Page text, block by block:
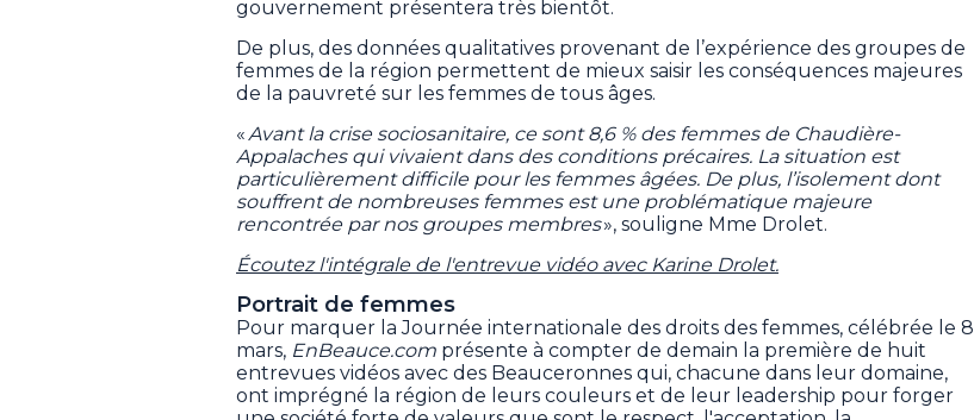
gouvernement présentera très bientôt.
De plus, des données qualitatives provenant de l’expérience des groupes de
femmes de la région permettent de mieux saisir les conséquences majeures
de la pauvreté sur les femmes de tous âges.
« Avant la crise sociosanitaire, ce sont 8,6 % des femmes de Chaudière-
Appalaches qui vivaient dans des conditions précaires. La situation est
particulièrement difficile pour les femmes âgées. De plus, l’isolement dont
souffrent de nombreuses femmes est une problématique majeure
rencontrée par nos groupes membres», souligne Mme Drolet.
Écoutez l'intégrale de l'entrevue vidéo avec Karine Drolet.
Portrait de femmes
Pour marquer la Journée internationale des droits des femmes, célébrée le 8
mars, EnBeauce.com présente à compter de demain la première de huit
entrevues vidéos avec des Beauceronnes qui, chacune dans leur domaine,
ont imprégné la région de leurs couleurs et de leur leadership pour forger